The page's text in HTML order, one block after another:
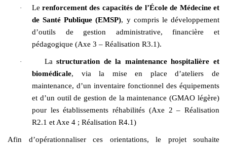
· Le renforcement des capacités de l’École de Médecine et
de Santé Publique (EMSP), y compris le développement
d’outils de gestion administrative, financière et
pédagogique (Axe 3 – Réalisation R3.1).
· Lastructuration de la maintenance hospitalière et
biomédicale, via la mise en place d’ateliers de
maintenance, d’un inventaire fonctionnel des équipements
et d’un outil de gestion de la maintenance (GMAO légère)
pour les établissements réhabilités (Axe 2 – Réalisation
R2.1 et Axe 4 ; Réalisation R4.1)
Afin d’opérationnaliser ces orientations, le projet souhaite